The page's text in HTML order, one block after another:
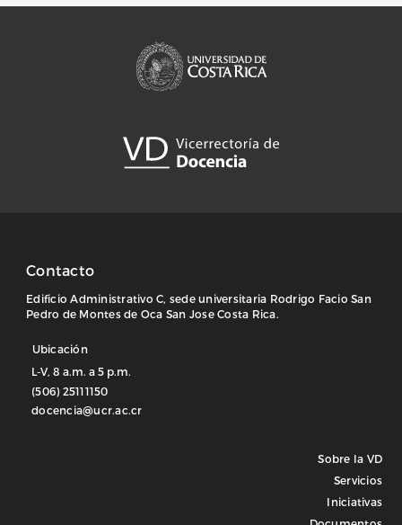
Contacto
Edificio Administrativo C, sede universitaria Rodrigo Facio San
Pedro de Montes de Oca San Jose Costa Rica.
Ubicación
L-V, 8 a.m. a 5 p.m.
(506) 25111150
docencia@ucr.ac.cr
Sobre la VD
Servicios
Iniciativas